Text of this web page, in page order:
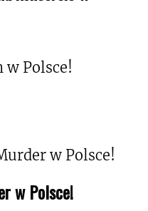
w Polsce!